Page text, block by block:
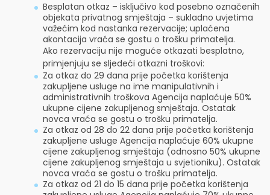
Besplatan otkaz – isključivo kod posebno označenih
objekata privatnog smještaja – sukladno uvjetima
važećim kod nastanka rezervacije; uplaćena
akontacija vraća se gostu o trošku primatelja.
Ako rezervaciju nije moguće otkazati besplatno,
primjenjuju se sljedeći otkazni troškovi:
Za otkaz do 29 dana prije početka korištenja
zakupljene usluge na ime manipulativnih i
administrativnih troškova Agencija naplaćuje 50%
ukupne cijene zakupljenog smještaja. Ostatak
novca vraća se gostu o trošku primatelja.
Za otkaz od 28 do 22 dana prije početka korištenja
zakupljene usluge Agencija naplaćuje 60% ukupne
cijene zakupljenog smještaja (odnosno 50% ukupne
cijene zakupljenog smještaja u svjetioniku). Ostatak
novca vraća se gostu o trošku primatelja.
Za otkaz od 21 do 15 dana prije početka korištenja